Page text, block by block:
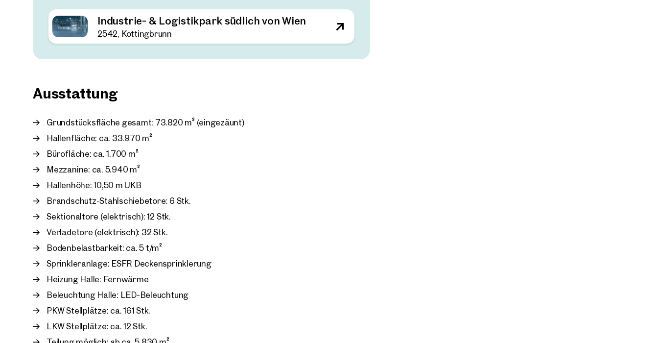
Industrie- & Logistikpark südlich von Wien
2542, Kottingbrunn
Ausstattung
Grundstücksfläche gesamt: 73.820 m² (eingezäunt)
Hallenfläche: ca. 33.970 m²
Bürofläche: ca. 1.700 m²
Mezzanine: ca. 5.940 m²
Hallenhöhe: 10,50 m UKB
Brandschutz-Stahlschiebetore: 6 Stk.
Sektionaltore (elektrisch): 12 Stk.
Verladetore (elektrisch): 32 Stk.
Bodenbelastbarkeit: ca. 5 t/m²
Sprinkleranlage: ESFR Deckensprinklerung
Heizung Halle: Fernwärme
Beleuchtung Halle: LED-Beleuchtung
PKW Stellplätze: ca. 161 Stk.
LKW Stellplätze: ca. 12 Stk.